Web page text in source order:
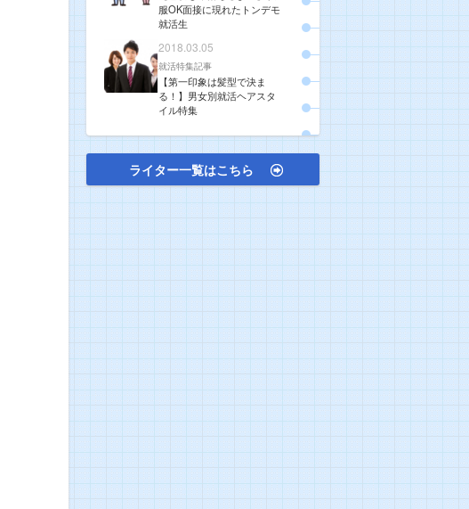
服OK面接に現れたトンデモ
就活生
2018.03.05
就活特集記事
【第一印象は髪型で決ま
る！】男女別就活ヘアスタ
イル特集
ライター一覧はこちら